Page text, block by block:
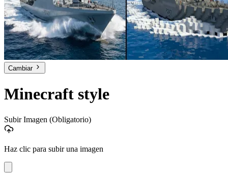
Cambiar
Minecraft style
Subir Imagen (Obligatorio)
Haz clic para subir una imagen